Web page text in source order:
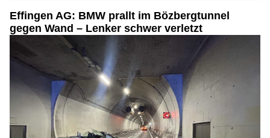
Effingen AG: BMW prallt im Bözbergtunnel
gegen Wand – Lenker schwer verletzt